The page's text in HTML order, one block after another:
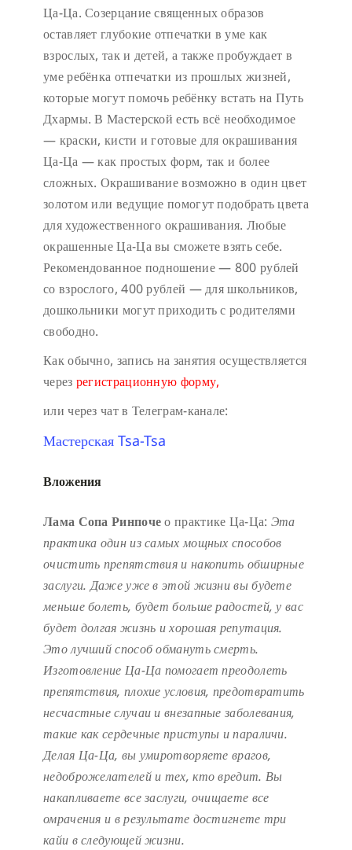
Ца-Ца. Созерцание священных образов
оставляет глубокие отпечатки в уме как
взрослых, так и детей, а также пробуждает в
уме ребёнка отпечатки из прошлых жизней,
которые могут помочь ребёнку встать на Путь
Дхармы. В Мастерской есть всё необходимое
— краски, кисти и готовые для окрашивания
Ца-Ца — как простых форм, так и более
сложных. Окрашивание возможно в один цвет
золотом или ведущие помогут подобрать цвета
для художественного окрашивания. Любые
окрашенные Ца-Ца вы сможете взять себе.
Рекомендованное подношение — 800 рублей
со взрослого, 400 рублей — для школьников,
дошкольники могут приходить с родителями
свободно.
Как обычно, запись на занятия осуществляется
через регистрационную форму,
или через чат в Телеграм-канале:
Мастерская Tsa-Tsa
Вложения
Лама Сопа Ринпочео практике Ца-Ца: Эта
практика один из самых мощных способов
очистить препятствия и накопить обширные
заслуги. Даже уже в этой жизни вы будете
меньше болеть, будет больше радостей, у вас
будет долгая жизнь и хорошая репутация.
Это лучший способ обмануть смерть.
Изготовление Ца-Ца помогает преодолеть
препятствия, плохие условия, предотвратить
несчастные случаи и внезапные заболевания,
такие как сердечные приступы и параличи.
Делая Ца-Ца, вы умиротворяете врагов,
недоброжелателей и тех, кто вредит. Вы
накапливаете все заслуги, очищаете все
омрачения и в результате достигнете три
кайи в следующей жизни.